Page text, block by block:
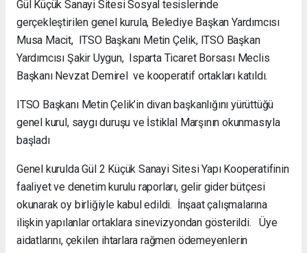
Gül Küçük Sanayi Sitesi Sosyal tesislerinde
gerçekleştirilen genel kurula, Belediye Başkan Yardımcısı
Musa Macit, ITSO Başkanı Metin Çelik, ITSO Başkan
Yardımcısı Şakir Uygun, Isparta Ticaret Borsası Meclis
Başkanı Nevzat Demirel ve kooperatif ortakları katıldı.
ITSO Başkanı Metin Çelik’in divan başkanlığını yürüttüğü
genel kurul, saygı duruşu ve İstiklal Marşının okunmasıyla
başladı
Genel kurulda Gül 2 Küçük Sanayi Sitesi Yapı Kooperatifinin
faaliyet ve denetim kurulu raporları, gelir gider bütçesi
okunarak oy birliğiyle kabul edildi. İnşaat çalışmalarına
ilişkin yapılanlar ortaklara sinevizyondan gösterildi. Üye
aidatlarını, çekilen ihtarlara rağmen ödemeyenlerin